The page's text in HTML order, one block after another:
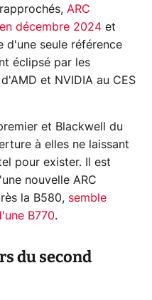
ARC
décembre 2024 et
d'une seule référence
éclipsé par les
et NVIDIA au CES
et Blackwell du
à elles ne laissant
pour exister. Il est
nouvelle ARC
la B580, semble
B770.
du second